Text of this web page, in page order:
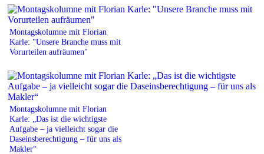
Montagskolumne mit Florian
Karle: "Unsere Branche muss mit
Vorurteilen aufräumen"
Montagskolumne mit Florian
Karle: „Das ist die wichtigste
Aufgabe – ja vielleicht sogar die
Daseinsberechtigung – für uns als
Makler“